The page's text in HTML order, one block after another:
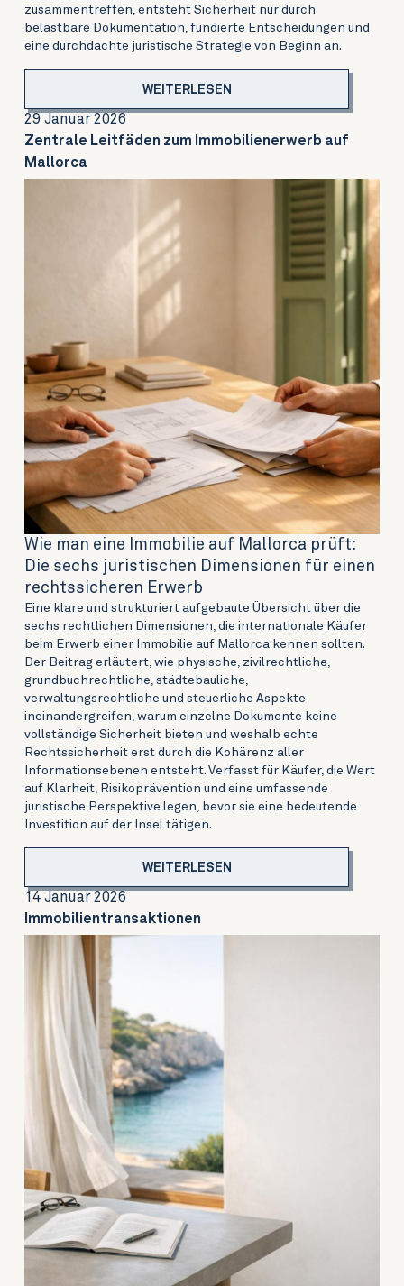
zusammentreffen, entsteht Sicherheit nur durch
belastbare Dokumentation, fundierte Entscheidungen und
eine durchdachte juristische Strategie von Beginn an.
WEITERLESEN
29 Januar 2026
Zentrale Leitfäden zum Immobilienerwerb auf
Mallorca
Wie man eine Immobilie auf Mallorca prüft:
Die sechs juristischen Dimensionen für einen
rechtssicheren Erwerb
Eine klare und strukturiert aufgebaute Übersicht über die
sechs rechtlichen Dimensionen, die internationale Käufer
beim Erwerb einer Immobilie auf Mallorca kennen sollten.
Der Beitrag erläutert, wie physische, zivilrechtliche,
grundbuchrechtliche, städtebauliche,
verwaltungsrechtliche und steuerliche Aspekte
ineinandergreifen, warum einzelne Dokumente keine
vollständige Sicherheit bieten und weshalb echte
Rechtssicherheit erst durch die Kohärenz aller
Informationsebenen entsteht. Verfasst für Käufer, die Wert
auf Klarheit, Risikoprävention und eine umfassende
juristische Perspektive legen, bevor sie eine bedeutende
Investition auf der Insel tätigen.
WEITERLESEN
14 Januar 2026
Immobilientransaktionen